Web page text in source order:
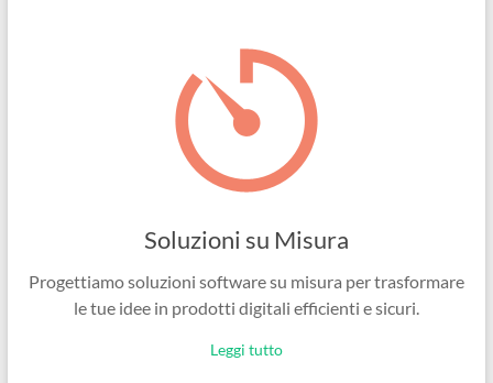
Soluzioni su Misura
Progettiamo soluzioni software su misura per trasformare
le tue idee in prodotti digitali efficienti e sicuri.
Leggi tutto